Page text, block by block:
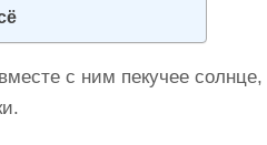
с ним пекучее